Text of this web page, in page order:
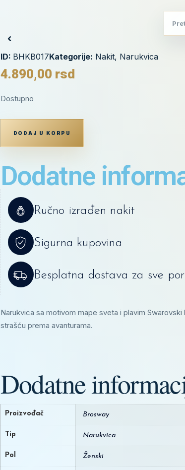
ID: BHKB017Kategorije: Nakit, Narukvica
4.890,00 rsd
Dostupno
DODAJ U KORPU
Dodatne
Ručno izrađen nakit
Sigurna kupovina
Besplatna dostava za sve
Narukvica sa motivom mape sveta i plavim
strašću prema avanturama.
Dodatne
Proizvođač Brosway
Tip Narukvica
Pol Ženski